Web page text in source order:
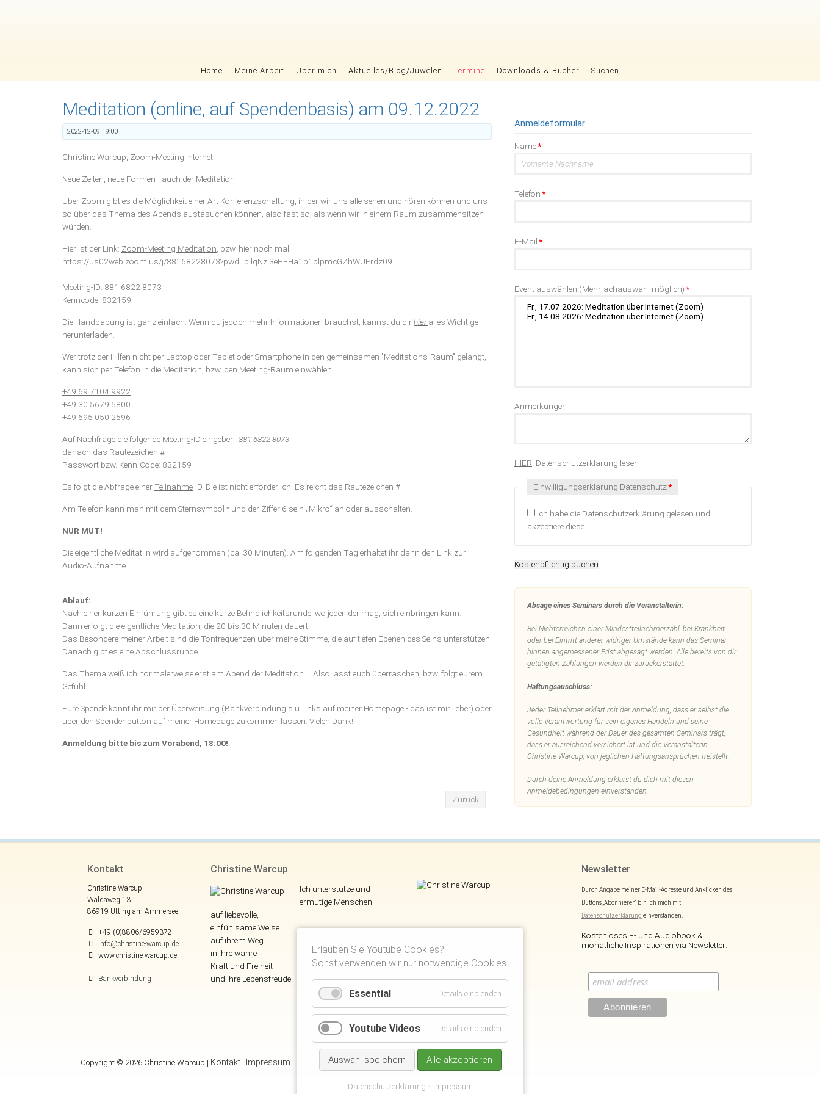
Home Meine Arbeit Über mich Aktuelles/Blog/Juwelen Termine Downloads & Bücher Suchen
Meditation (online, auf Spendenbasis) am 09.12.2022
2022-12-09 19:00
Christine Warcup, Zoom-Meeting Internet
Neue Zeiten, neue Formen - auch der Meditation!
Über Zoom gibt es die Möglichkeit einer Art Konferenzschaltung, in der wir uns alle sehen und hören können und uns
so über das Thema des Abends austasuchen können, also fast so, als wenn wir in einem Raum zusammensitzen
würden.
Hier ist der Link: Zoom-Meeting Meditation , bzw. hier noch mal:
https://us02web.zoom.us/j/88168228073?pwd=bjlqNzl3eHFHa1p1blpmcGZhWUFrdz09
Meeting-ID: 881 6822 8073
Kenncode: 832159
Die Handbabung ist ganz einfach. Wenn du jedoch mehr Informationen brauchst, kannst du dirhieralles Wichtige
herunterladen.
Wer trotz der Hilfen nicht per Laptop oder Tablet oder Smartphone in den gemeinsamen "Meditations-Raum" gelangt,
kann sich per Telefon in die Meditation, bzw. den Meeting-Raum einwählen:
+49 69 7104 9922
+49 30 5679 5800
+49 695 050 2596
Auf Nachfrage die folgende Meeting-ID eingeben: 881 6822 8073
danach das Rautezeichen #
Passwort bzw. Kenn-Code: 832159
Es folgt die Abfrage einer Teilnahme-ID. Die ist nicht erforderlich. Es reicht das Rautezeichen #
Am Telefon kann man mit dem Sternsymbol * und der Ziffer 6 sein „Mikro“ an oder ausschalten.
NUR MUT!
Die eigentliche Meditatiin wird aufgenommen (ca. 30 Minuten). Am folgenden Tag erhaltet ihr dann den Link zur
Audio-Aufnahme.
Ablauf:
Nach einer kurzen Einführung gibt es eine kurze Befindlichkeitsrunde, wo jeder, der mag, sich einbringen kann.
Dann erfolgt die eigentliche Meditation, die 20 bis 30 Minuten dauert.
Das Besondere meiner Arbeit sind die Tonfrequenzen über meine Stimme, die auf tiefen Ebenen des Seins unterstützen.
Danach gibt es eine Abschlussrunde.
Das Thema weiß ich normalerweise erst am Abend der Meditation ... Also lasst euch überraschen, bzw. folgt eurem
Gefühl...
Eure Spende könnt ihr mir per Überweisung (Bankverbindung s.u. links auf meiner Homepage - das ist mir lieber) oder
über den Spendenbutton auf meiner Homepage zukommen lassen. Vielen Dank!
Anmeldung bitte bis zum Vorabend, 18:00!
Zurück
Anmeldeformular
Pflichtfeld
Name*
Pflichtfeld
Telefon*
Pflichtfeld
E-Mail*
Pflichtfeld
Event auswählen (Mehrfachauswahl möglich)*
Anmerkungen
HIER Datenschutzerklärung lesen
Pflichtfeld
Einwilligungserklärung Datenschutz*
ich habe die Datenschutzerklärung gelesen und
akzeptiere diese
Kostenpflichtig buchen
Absage eines Seminars durch die Veranstalterin:
Bei Nichterreichen einer Mindestteilnehmerzahl, bei Krankheit
oder bei Eintritt anderer widriger Umstände kann das Seminar
binnen angemessener Frist abgesagt werden. Alle bereits von dir
getätigten Zahlungen werden dir zurückerstattet.
Haftungsauschluss:
Jeder Teilnehmer erklärt mit der Anmeldung, dass er selbst die
volle Verantwortung für sein eigenes Handeln und seine
Gesundheit während der Dauer des gesamten Seminars trägt,
dass er ausreichend versichert ist und die Veranstalterin,
Christine Warcup, von jeglichen Haftungsansprüchen freistellt.
Durch deine Anmeldung erklärst du dich mit diesen
Anmeldebedingungen einverstanden.
Kontakt
Christine Warcup
Waldaweg 13
86919 Utting am Ammersee
+49 (0)8806/6959372
info@christine-warcup.de
www.christine-warcup.de
Bankverbindung
Christine Warcup
Ich unterstütze und
ermutige Menschen
auf liebevolle,
einfühlsame Weise
auf ihrem Weg
in ihre wahre
Kraft und Freiheit
und ihre Lebensfreude.
Newsletter
Durch Angabe meiner E-Mail-Adresse und Anklicken des
Buttons „Abonnieren“ bin ich mich mit
Datenschutzerklärung einverstanden.
Kostenloses E- und Audiobook &
monatliche Inspirationen via Newsletter:
Copyright © 2026 Christine Warcup | Kontakt | Impressum | Datenschutzerklärung|Disclaimer |Suchen|Kunden Login
Erlauben Sie Youtube Cookies?
Sonst verwenden wir nur notwendige Cookies.
Essential Details einblenden
Youtube Videos Details einblenden
Auswahl speichern Alle akzeptieren
Datenschutzerklärung Impressum